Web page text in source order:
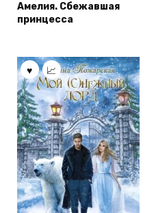
Амелия. Сбежавшая
принцесса